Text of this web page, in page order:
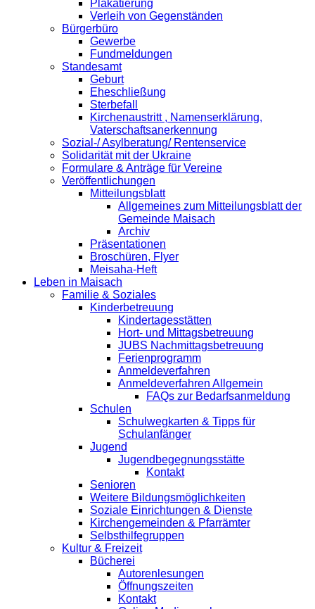
Plakatierung
Verleih von Gegenständen
Bürgerbüro
Gewerbe
Fundmeldungen
Standesamt
Geburt
Eheschließung
Sterbefall
Kirchenaustritt , Namenserklärung,
Vaterschaftsanerkennung
Sozial-/ Asylberatung/ Rentenservice
Solidarität mit der Ukraine
Formulare & Anträge für Vereine
Veröffentlichungen
Mitteilungsblatt
Allgemeines zum Mitteilungsblatt der
Gemeinde Maisach
Archiv
Präsentationen
Broschüren, Flyer
Meisaha-Heft
Leben in Maisach
Familie & Soziales
Kinderbetreuung
Kindertagesstätten
Hort- und Mittagsbetreuung
JUBS Nachmittagsbetreuung
Ferienprogramm
Anmeldeverfahren
Anmeldeverfahren Allgemein
FAQs zur Bedarfsanmeldung
Schulen
Schulwegkarten & Tipps für
Schulanfänger
Jugend
Jugendbegegnungsstätte
Kontakt
Senioren
Weitere Bildungsmöglichkeiten
Soziale Einrichtungen & Dienste
Kirchengemeinden & Pfarrämter
Selbsthilfegruppen
Kultur & Freizeit
Bücherei
Autorenlesungen
Öffnungszeiten
Kontakt